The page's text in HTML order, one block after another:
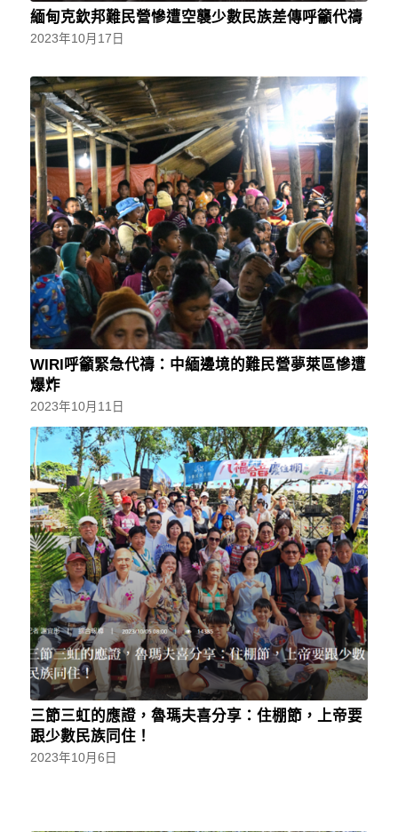
緬甸克欽邦難民營慘遭空襲少數民族差傳呼籲代禱
2023年10月17日
WIRI呼籲緊急代禱：中緬邊境的難民營夢萊區慘遭
爆炸
2023年10月11日
三節三虹的應證，魯瑪夫喜分享：住棚節，上帝要
跟少數民族同住！
2023年10月6日